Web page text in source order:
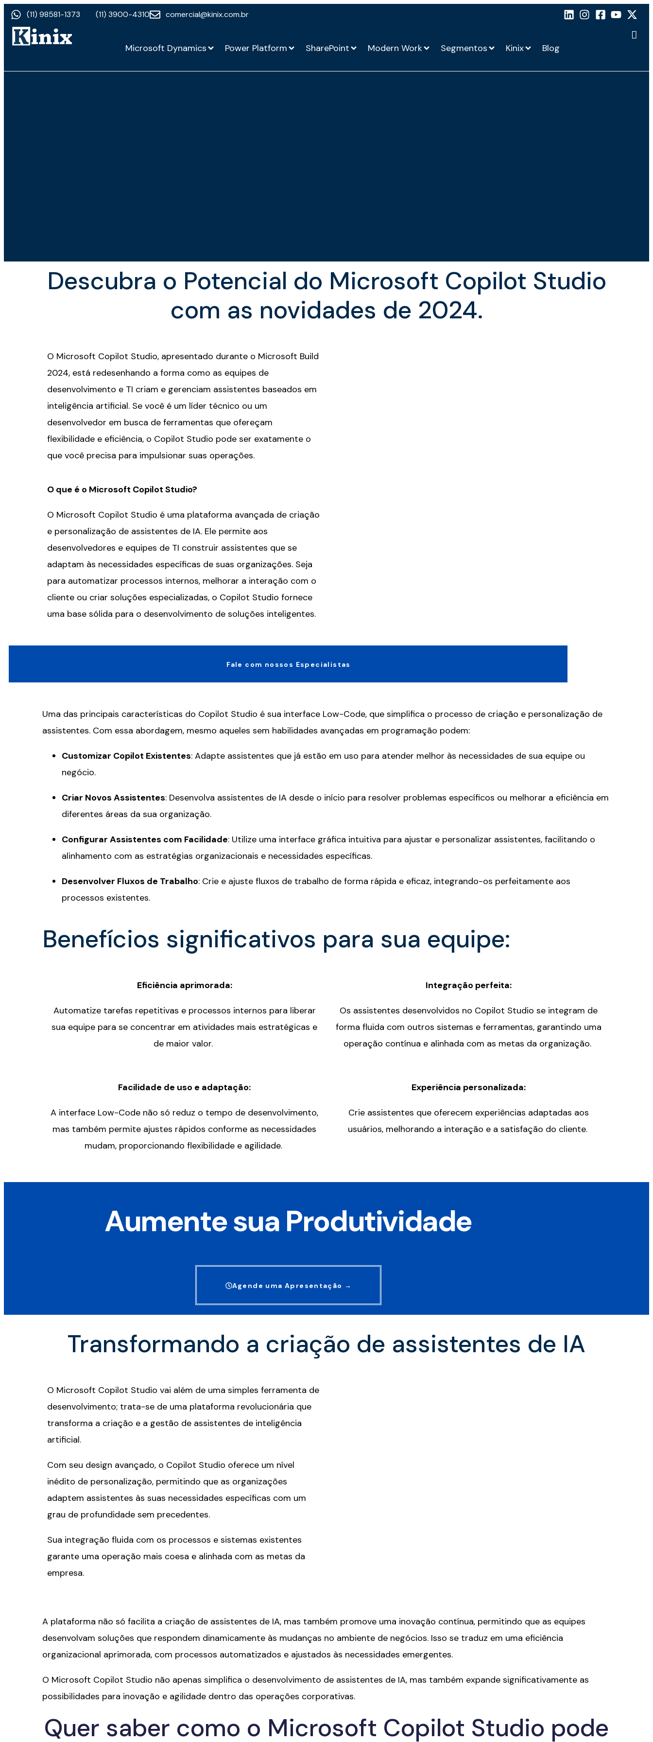
(11) 98581-1373 (11) 3900-4310 comercial@kinix.com.br
Microsoft Dynamics Power Platform SharePoint Modern Work Segmentos Kinix Blog
Descubra o Potencial do Microsoft Copilot Studio
com as novidades de 2024.
O Microsoft Copilot Studio, apresentado durante o Microsoft Build
2024, está redesenhando a forma como as equipes de
desenvolvimento e TI criam e gerenciam assistentes baseados em
inteligência artificial. Se você é um líder técnico ou um
desenvolvedor em busca de ferramentas que ofereçam
flexibilidade e eficiência, o Copilot Studio pode ser exatamente o
que você precisa para impulsionar suas operações.
O que é o Microsoft Copilot Studio?
O Microsoft Copilot Studio é uma plataforma avançada de criação
e personalização de assistentes de IA. Ele permite aos
desenvolvedores e equipes de TI construir assistentes que se
adaptam às necessidades específicas de suas organizações. Seja
para automatizar processos internos, melhorar a interação com o
cliente ou criar soluções especializadas, o Copilot Studio fornece
uma base sólida para o desenvolvimento de soluções inteligentes.
Fale com nossos Especialistas
Uma das principais características do Copilot Studio é sua interface Low-Code, que simplifica o processo de criação e personalização de
assistentes. Com essa abordagem, mesmo aqueles sem habilidades avançadas em programação podem:
Customizar Copilot Existentes: Adapte assistentes que já estão em uso para atender melhor às necessidades de sua equipe ou
negócio.
Criar Novos Assistentes: Desenvolva assistentes de IA desde o início para resolver problemas específicos ou melhorar a eficiência em
diferentes áreas da sua organização.
Configurar Assistentes com Facilidade: Utilize uma interface gráfica intuitiva para ajustar e personalizar assistentes, facilitando o
alinhamento com as estratégias organizacionais e necessidades específicas.
Desenvolver Fluxos de Trabalho: Crie e ajuste fluxos de trabalho de forma rápida e eficaz, integrando-os perfeitamente aos
processos existentes.
Benefícios significativos para sua equipe:
Eficiência aprimorada:
Automatize tarefas repetitivas e processos internos para liberar
sua equipe para se concentrar em atividades mais estratégicas e
de maior valor.
Integração perfeita:
Os assistentes desenvolvidos no Copilot Studio se integram de
forma fluida com outros sistemas e ferramentas, garantindo uma
operação contínua e alinhada com as metas da organização.
Facilidade de uso e adaptação:
A interface Low-Code não só reduz o tempo de desenvolvimento,
mas também permite ajustes rápidos conforme as necessidades
mudam, proporcionando flexibilidade e agilidade.
Experiência personalizada:
Crie assistentes que oferecem experiências adaptadas aos
usuários, melhorando a interação e a satisfação do cliente.
Aumente sua Produtividade
Agende uma Apresentação →
Transformando a criação de assistentes de IA
O Microsoft Copilot Studio vai além de uma simples ferramenta de
desenvolvimento; trata-se de uma plataforma revolucionária que
transforma a criação e a gestão de assistentes de inteligência
artificial.
Com seu design avançado, o Copilot Studio oferece um nível
inédito de personalização, permitindo que as organizações
adaptem assistentes às suas necessidades específicas com um
grau de profundidade sem precedentes.
Sua integração fluida com os processos e sistemas existentes
garante uma operação mais coesa e alinhada com as metas da
empresa.
A plataforma não só facilita a criação de assistentes de IA, mas também promove uma inovação contínua, permitindo que as equipes
desenvolvam soluções que respondem dinamicamente às mudanças no ambiente de negócios. Isso se traduz em uma eficiência
organizacional aprimorada, com processos automatizados e ajustados às necessidades emergentes.
O Microsoft Copilot Studio não apenas simplifica o desenvolvimento de assistentes de IA, mas também expande significativamente as
possibilidades para inovação e agilidade dentro das operações corporativas.
Quer saber como o Microsoft Copilot Studio pode